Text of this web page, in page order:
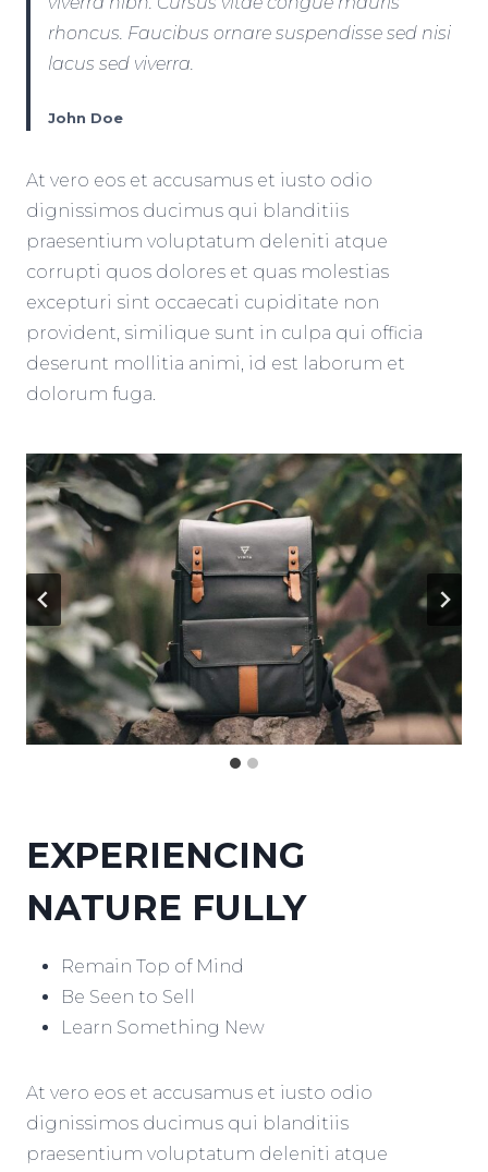
rhoncus. Faucibus ornare suspendisse sed nisi
lacus sed viverra.
John Doe
At vero eos et accusamus et iusto odio
dignissimos ducimus qui blanditiis
praesentium voluptatum deleniti atque
corrupti quos dolores et quas molestias
excepturi sint occaecati cupiditate non
provident, similique sunt in culpa qui officia
deserunt mollitia animi, id est laborum et
dolorum fuga.
EXPERIENCING
NATURE FULLY
Remain Top of Mind
Be Seen to Sell
Learn Something New
At vero eos et accusamus et iusto odio
dignissimos ducimus qui blanditiis
praesentium voluptatum deleniti atque